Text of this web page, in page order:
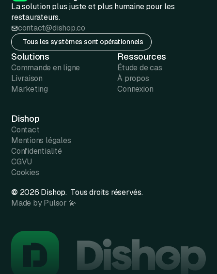
La solution plus juste et plus humaine pour les
restaurateurs.
contact@dishop.co
Tous les systèmes sont opérationnels
Solutions
Commande en ligne
Livraison
Marketing
Ressources
Étude de cas
À propos
Connexion
Dishop
Contact
Mentions légales
Confidentialité
CGVU
Cookies
© 2026 Dishop. Tous droits réservés.
Made by Pulsor 💫